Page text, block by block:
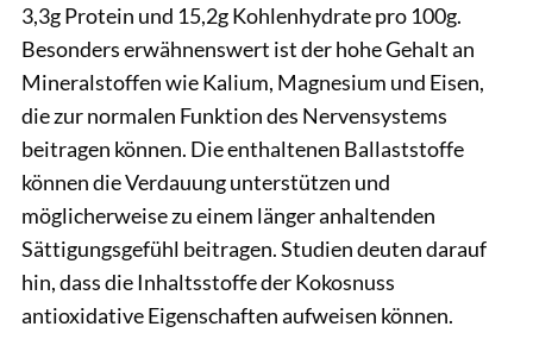
3,3g Protein und 15,2g Kohlenhydrate pro 100g.
Besonders erwähnenswert ist der hohe Gehalt an
Mineralstoffen wie Kalium, Magnesium und Eisen,
die zur normalen Funktion des Nervensystems
beitragen können. Die enthaltenen Ballaststoffe
können die Verdauung unterstützen und
möglicherweise zu einem länger anhaltenden
Sättigungsgefühl beitragen. Studien deuten darauf
hin, dass die Inhaltsstoffe der Kokosnuss
antioxidative Eigenschaften aufweisen können.